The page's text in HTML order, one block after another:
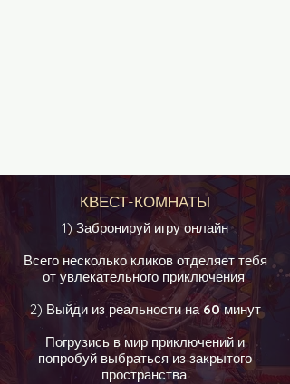
КВЕСТ-КОМНАТЫ
1) Забронируй игру онлайн
Всего несколько кликов отделяет тебя
от увлекательного приключения.
2) Выйди из реальности на60минут
Погрузись в мир приключений и
попробуй выбраться из закрытого
пространства!